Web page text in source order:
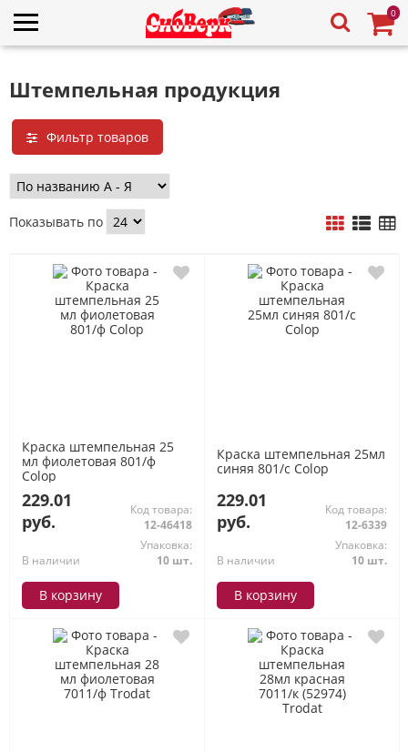
0
Штемпельная продукция
Фильтр товаров
Показывать по
Краска штемпельная 25
мл фиолетовая 801/ф
Colop
229.01
руб.
Код товара:
12-46418
В наличии
Упаковка:
10 шт.
В корзину
Краска штемпельная 25мл
синяя 801/c Colop
229.01
руб.
Код товара:
12-6339
В наличии
Упаковка:
10 шт.
В корзину